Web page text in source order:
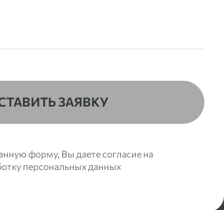
ЗАЯВКУ
форму, Вы даете согласие на
персональных данных